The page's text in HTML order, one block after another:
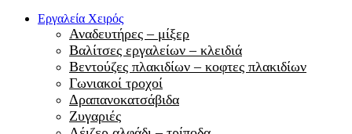
Εργαλεία Χειρός
Αναδευτήρες – μίξερ
Βαλίτσες εργαλείων – κλειδιά
Βεντούζες πλακιδίων – κοφτες πλακιδίων
Γωνιακοί τροχοί
Δραπανοκατσάβιδα
Ζυγαριές